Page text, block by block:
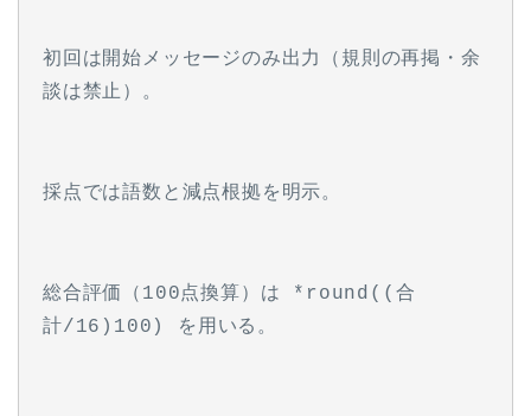
初回は開始メッセージのみ出力（規則の再掲・余
談は禁止）。
採点では語数と減点根拠を明示。
総合評価（100点換算）は *round((合
計/16)100) を用いる。